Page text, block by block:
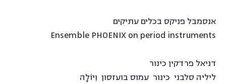
אנסמבל פניקס בכלים עתיקים
Ensemble PHOENIX on period instruments
דניאל פרדקין כינור
ליליה סלבני כינור עמוס בועזסון וִיוֹלָה